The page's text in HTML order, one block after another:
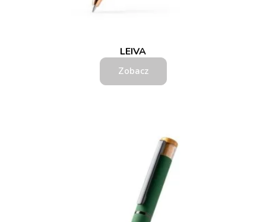
LEIVA
Zobacz